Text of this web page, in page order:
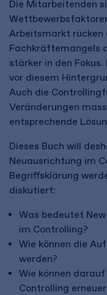
Die Mitarbeitenden
Arbeitsmarkt rücken
Fachkräftemangels
stärker in den
vor diesem
Auch die
Veränderungen
entsprechende
Dieses Buch will
Neuausrichtung im
Begriffsklärung
diskutiert:
Was bedeutet
im Controlling?
Wie können die
werden?
Wie können
Controlling